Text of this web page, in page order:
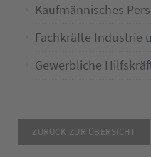
Kaufmännisches
Fachkräfte Industrie
Gewerbliche
ZURÜCK ZUR ÜBERSICHT